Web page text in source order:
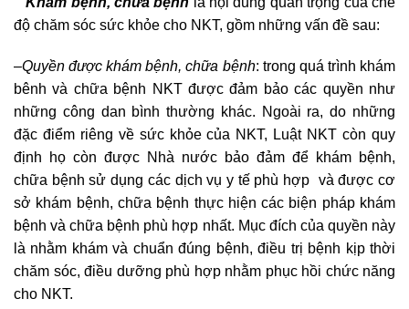
độ chăm sóc sức khỏe cho NKT, gồm những vấn đề sau:
–Quyền được khám bệnh, chữa bệnh: trong quá trình khám
bênh và chữa bệnh NKT được đảm bảo các quyền như
những công dan bình thường khác. Ngoài ra, do những
đặc điểm riêng về sức khỏe của NKT, Luật NKT còn quy
định họ còn được Nhà nước bảo đảm để khám bệnh,
chữa bệnh sử dụng các dịch vụ y tế phù hợp và được cơ
sở khám bệnh, chữa bệnh thực hiện các biện pháp khám
bệnh và chữa bệnh phù hợp nhất. Mục đích của quyền này
là nhằm khám và chuẩn đúng bệnh, điều trị bệnh kịp thời
chăm sóc, điều dưỡng phù hợp nhằm phục hồi chức năng
cho NKT.